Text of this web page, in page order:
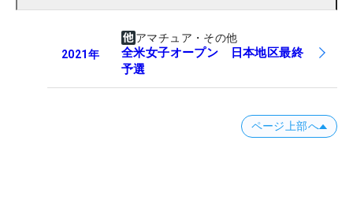
2021年
アマチュア・その他
全米女子オープン 日本地区最終
予選
ページ上部へ